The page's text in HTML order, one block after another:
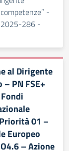
-
2025-286 -
al Dirigente
PN FSE+
01 –
Europeo
– Azione